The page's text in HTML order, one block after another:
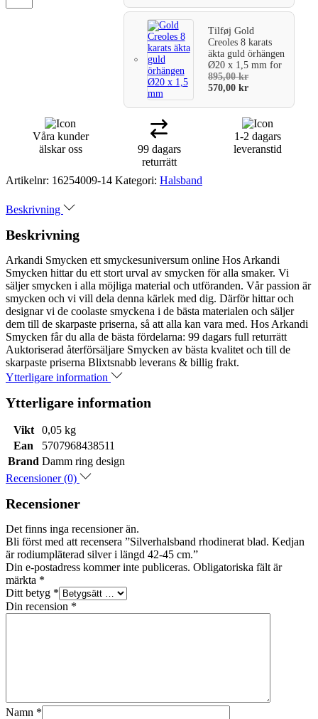
TilføjGold
Creoles 8 karats
äkta guld örhängen
Ø20 x 1,5 mmfor
895,00kr
570,00kr
Våra kunder
älskar oss
99 dagars
returrätt
1-2 dagars
leveranstid
Artikelnr: 16254009-14 Kategori: Halsband
Beskrivning
Beskrivning
Arkandi Smycken ett smyckesuniversum online Hos Arkandi
Smycken hittar du ett stort urval av smycken för alla smaker. Vi
säljer smycken i alla möjliga material och utföranden. Vår passion är
smycken och vi vill dela denna kärlek med dig. Därför hittar och
designar vi de coolaste smyckena i de bästa materialen och säljer
dem till de skarpaste priserna, så att alla kan vara med. Hos Arkandi
Smycken får du alla de bästa fördelarna: 99 dagars full returrätt
Auktoriserad återförsäljare Smycken av bästa kvalitet och till de
skarpaste priserna Blixtsnabb leverans & billig frakt.
Ytterligare information
Ytterligare information
Vikt
0,05 kg
Ean
5707968438511
Brand Damm ring design
Recensioner (0)
Recensioner
Det finns inga recensioner än.
Bli först med att recensera ”Silverhalsband rhodinerat blad. Kedjan
är rodiumpläterad silver i längd 42-45 cm.”
Din e-postadress kommer inte publiceras. Obligatoriska fält är
märkta *
Ditt betyg *
Din recension *
Namn *